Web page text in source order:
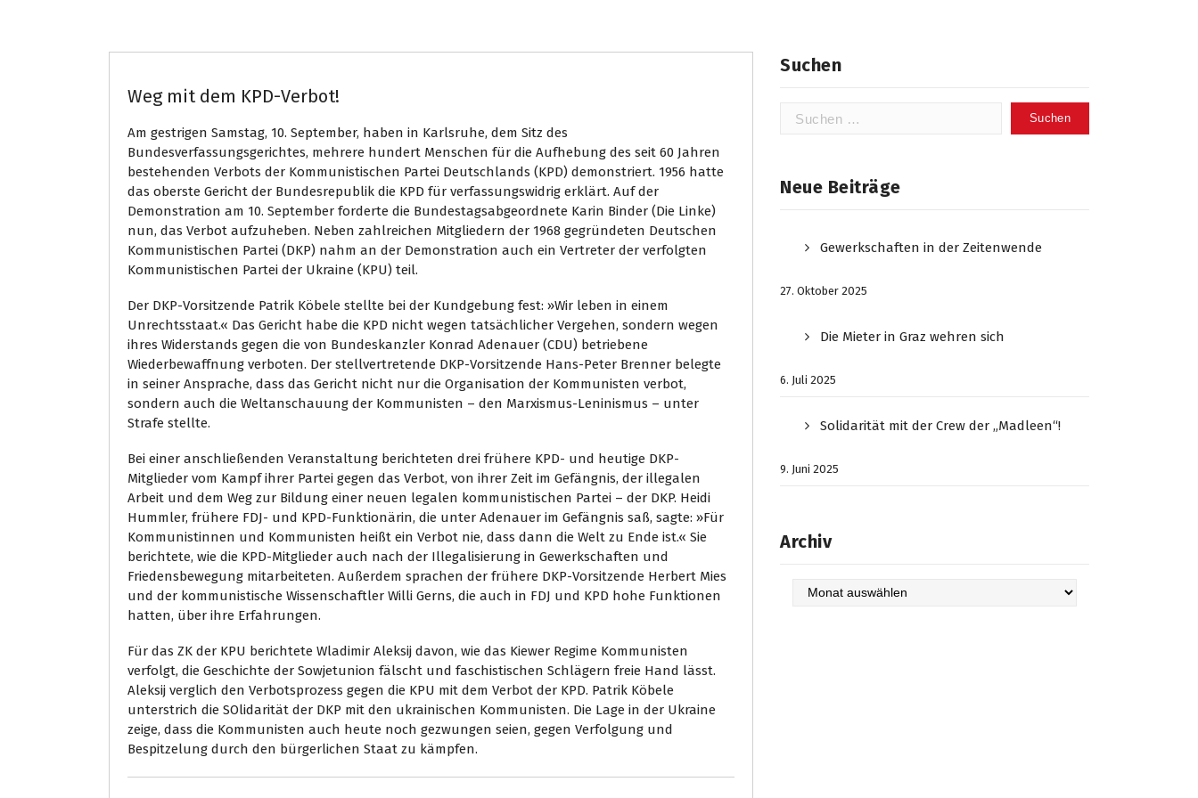
Weg mit dem KPD-Verbot!
Am gestrigen Samstag, 10. September, haben in Karlsruhe, dem Sitz des
Bundesverfassungsgerichtes, mehrere hundert Menschen für die Aufhebung des seit 60 Jahren
bestehenden Verbots der Kommunistischen Partei Deutschlands (KPD) demonstriert. 1956 hatte
das oberste Gericht der Bundesrepublik die KPD für verfassungswidrig erklärt. Auf der
Demonstration am 10. September forderte die Bundestagsabgeordnete Karin Binder (Die Linke)
nun, das Verbot aufzuheben. Neben zahlreichen Mitgliedern der 1968 gegründeten Deutschen
Kommunistischen Partei (DKP) nahm an der Demonstration auch ein Vertreter der verfolgten
Kommunistischen Partei der Ukraine (KPU) teil.
Der DKP-Vorsitzende Patrik Köbele stellte bei der Kundgebung fest: »Wir leben in einem
Unrechtsstaat.« Das Gericht habe die KPD nicht wegen tatsächlicher Vergehen, sondern wegen
ihres Widerstands gegen die von Bundeskanzler Konrad Adenauer (CDU) betriebene
Wiederbewaffnung verboten. Der stellvertretende DKP-Vorsitzende Hans-Peter Brenner belegte
in seiner Ansprache, dass das Gericht nicht nur die Organisation der Kommunisten verbot,
sondern auch die Weltanschauung der Kommunisten – den Marxismus-Leninismus – unter
Strafe stellte.
Bei einer anschließenden Veranstaltung berichteten drei frühere KPD- und heutige DKP-
Mitglieder vom Kampf ihrer Partei gegen das Verbot, von ihrer Zeit im Gefängnis, der illegalen
Arbeit und dem Weg zur Bildung einer neuen legalen kommunistischen Partei – der DKP. Heidi
Hummler, frühere FDJ- und KPD-Funktionärin, die unter Adenauer im Gefängnis saß, sagte: »Für
Kommunistinnen und Kommunisten heißt ein Verbot nie, dass dann die Welt zu Ende ist.« Sie
berichtete, wie die KPD-Mitglieder auch nach der Illegalisierung in Gewerkschaften und
Friedensbewegung mitarbeiteten. Außerdem sprachen der frühere DKP-Vorsitzende Herbert Mies
und der kommunistische Wissenschaftler Willi Gerns, die auch in FDJ und KPD hohe Funktionen
hatten, über ihre Erfahrungen.
Für das ZK der KPU berichtete Wladimir Aleksij davon, wie das Kiewer Regime Kommunisten
verfolgt, die Geschichte der Sowjetunion fälscht und faschistischen Schlägern freie Hand lässt.
Aleksij verglich den Verbotsprozess gegen die KPU mit dem Verbot der KPD. Patrik Köbele
unterstrich die SOlidarität der DKP mit den ukrainischen Kommunisten. Die Lage in der Ukraine
zeige, dass die Kommunisten auch heute noch gezwungen seien, gegen Verfolgung und
Bespitzelung durch den bürgerlichen Staat zu kämpfen.
Suchen
Suchen
Neue Beiträge
Gewerkschaften in der Zeitenwende
27. Oktober 2025
Die Mieter in Graz wehren sich
6. Juli 2025
Solidarität mit der Crew der „Madleen“!
9. Juni 2025
Archiv
Archiv